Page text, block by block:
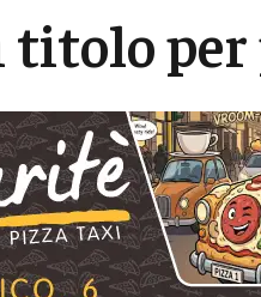
titolo per